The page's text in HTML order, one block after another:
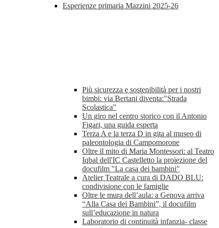
Esperienze primaria Mazzini 2025-26
Più sicurezza e sostenibilità per i nostri
bimbi: via Bertani diventa:"Strada
Scolastica"
Un giro nel centro storico con il Antonio
Figari, una guida esperta
Terza A e la terza D in gita al museo di
paleontologia di Campomorone
Oltre il mito di Maria Montessori: al Teatro
Iqbal dell'IC Castelletto la proiezione del
docufilm "La casa dei bambini"
Atelier Teatrale a cura di DADO BLU:
condivisione con le famiglie
Oltre le mura dell’aula: a Genova arriva
“Alla Casa dei Bambini”, il docufilm
sull’educazione in natura
Laboratorio di continuità infanzia- classe